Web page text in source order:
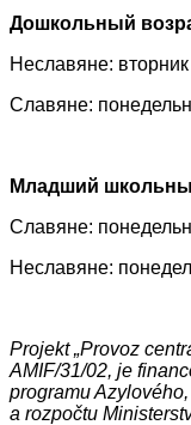
Дошкольный
Неславяне:
Славяне:
Младший
Славяне:
Неславяне:
Projekt „Provoz
AMIF/31/02, je
programu
a rozpočtu